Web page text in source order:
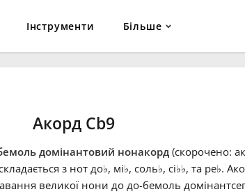
Інструменти Більше
Акорд Cb9
домінантовий нонакорд(скорочено:
з нот до♭, мі♭, соль♭, сі♭♭, та ре♭.
великої нони до до-бемоль